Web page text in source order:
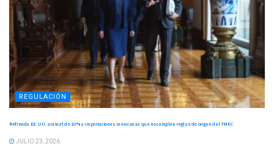
REGULACIÓN
Refrenda EE. UU. arancel de 10 % a importaciones mexicanas que no cumplen reglas de origen del TMEC
JULIO 23, 2026